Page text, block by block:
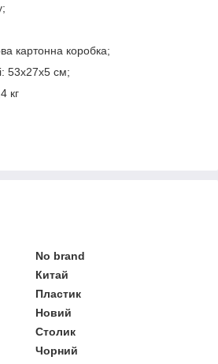
картонна коробка;
53х27х5 см;
кг
No brand
Китай
Пластик
Новий
Столик
Чорний